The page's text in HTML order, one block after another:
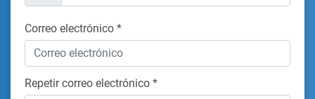
Correo electrónico *
Repetir correo electrónico *